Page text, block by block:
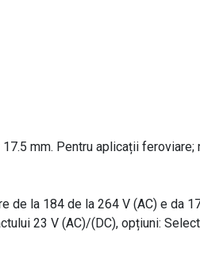
mm. Pentru aplicații
de la 184 de la 264 V (AC) e da
23 V (AC)/(DC), opțiuni: